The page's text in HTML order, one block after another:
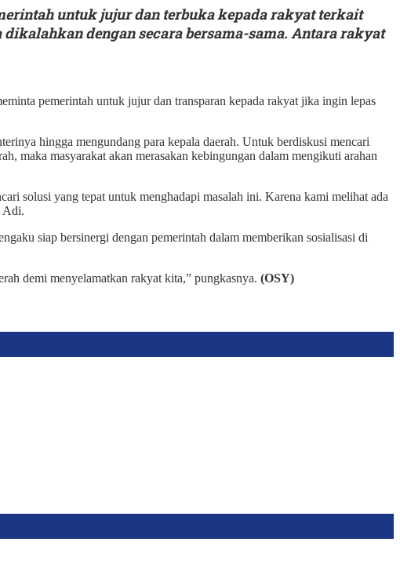
untuk jujur dan terbuka kepada rakyat terkait
dengan secara bersama-sama. Antara rakyat
pemerintah untuk jujur dan transparan kepada rakyat jika ingin lepas
hingga mengundang para kepala daerah. Untuk berdiskusi mencari
maka masyarakat akan merasakan kebingungan dalam mengikuti arahan
solusi yang tepat untuk menghadapi masalah ini. Karena kami melihat ada
Adi.
siap bersinergi dengan pemerintah dalam memberikan sosialisasi di
demi menyelamatkan rakyat kita,” pungkasnya. (OSY)